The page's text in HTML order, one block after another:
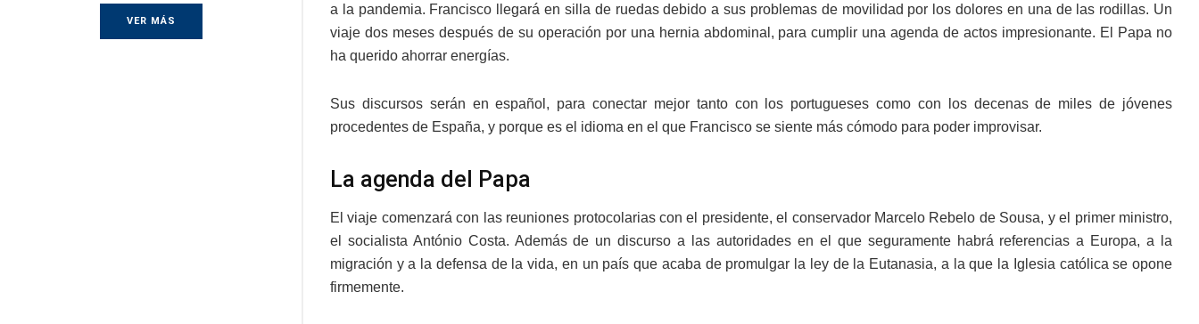
VER MÁS
a la pandemia. Francisco llegará en silla de ruedas debido a sus problemas de movilidad por los dolores en una de las rodillas. Un
viaje dos meses después de su operación por una hernia abdominal, para cumplir una agenda de actos impresionante. El Papa no
ha querido ahorrar energías.
Sus discursos serán en español, para conectar mejor tanto con los portugueses como con los decenas de miles de jóvenes
procedentes de España, y porque es el idioma en el que Francisco se siente más cómodo para poder improvisar.
La agenda del Papa
El viaje comenzará con las reuniones protocolarias con el presidente, el conservador Marcelo Rebelo de Sousa, y el primer ministro,
el socialista António Costa. Además de un discurso a las autoridades en el que seguramente habrá referencias a Europa, a la
migración y a la defensa de la vida, en un país que acaba de promulgar la ley de la Eutanasia, a la que la Iglesia católica se opone
firmemente.